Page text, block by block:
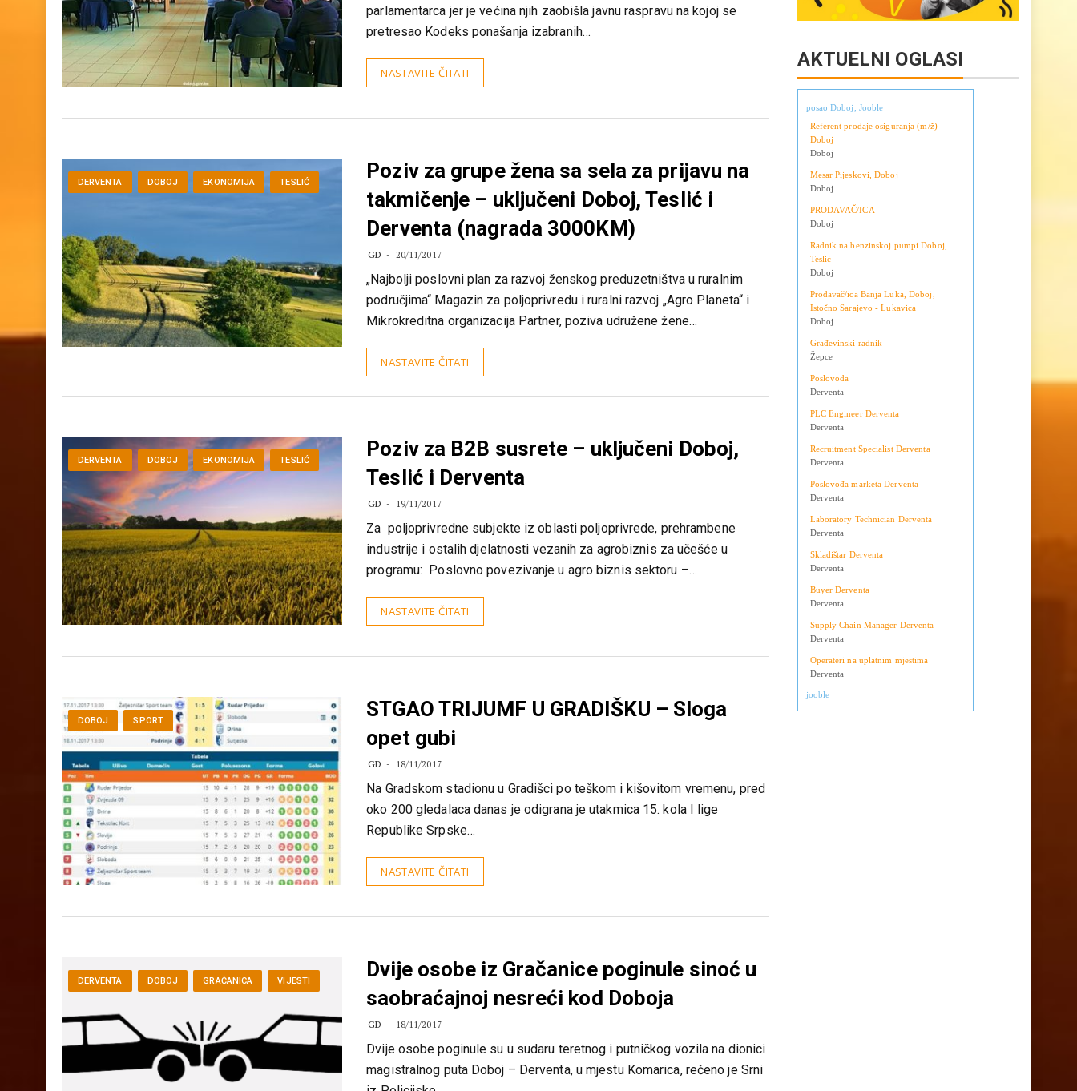
DOBOJ – Odbornici Skupštine grada Doboj naljutili su prvog lokalnog
parlamentarca jer je većina njih zaobišla javnu raspravu na kojoj se
pretresao Kodeks ponašanja izabranih…
Poziv za grupe žena sa sela za prijavu na
takmičenje – uključeni Doboj, Teslić i
Derventa (nagrada 3000KM)
GD 20/11/2017
„Najbolji poslovni plan za razvoj ženskog preduzetništva u ruralnim
područjima“ Magazin za poljoprivredu i ruralni razvoj „Agro Planeta“ i
Mikrokreditna organizacija Partner, poziva udružene žene…
NASTAVITE ČITATI
DERVENTA DOBOJ EKONOMIJA
Poziv za B2B susrete – uključeni Doboj,
Teslić i Derventa
GD 19/11/2017
Za poljoprivredne subjekte iz oblasti poljoprivrede, prehrambene
industrije i ostalih djelatnosti vezanih za agrobiznis za učešće u
programu: Poslovno povezivanje u agro biznis sektoru –…
DOBOJ SPORT
STGAO TRIJUMF U GRADIŠKU – Sloga
opet gubi
GD 18/11/2017
Na Gradskom stadionu u Gradišci po teškom i kišovitom vremenu, pred
oko 200 gledalaca danas je odigrana je utakmica 15. kola I lige
Republike Srpske…
DERVENTA VIJESTI
Dvije osobe iz Gračanice poginule sinoć u
saobraćajnoj nesreći kod Doboja
GD 18/11/2017
Dvije osobe poginule su u sudaru teretnog i putničkog vozila na dionici
AKTUELNI OGLASI
posao Doboj, Jooble
Referent prodaje osiguranja (m/ž)
Doboj
Doboj
Mesar Pijeskovi, Doboj
Doboj
PRODAVAČ/ICA
Doboj
Radnik na benzinskoj pumpi Doboj,
Teslić
Doboj
Prodavač/ica Banja Luka, Doboj,
Istočno Sarajevo - Lukavica
Doboj
Građevinski radnik
Žepce
Poslovođa
Derventa
PLC Engineer Derventa
Derventa
Recruitment Specialist Derventa
Derventa
Poslovođa marketa Derventa
Derventa
Laboratory Technician Derventa
Derventa
Skladištar Derventa
Derventa
Buyer Derventa
Derventa
Supply Chain Manager Derventa
Derventa
Operateri na uplatnim mjestima